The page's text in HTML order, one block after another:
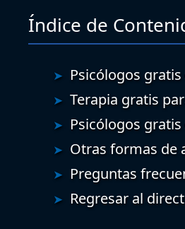
Índice de
Psicólogos gratis
Terapia gratis
Psicólogos
Otras formas de
Preguntas
Regresar al